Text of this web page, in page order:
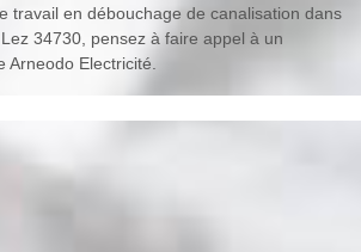
travail en débouchage de canalisation dans
34730, pensez à faire appel à un
Arneodo Electricité.